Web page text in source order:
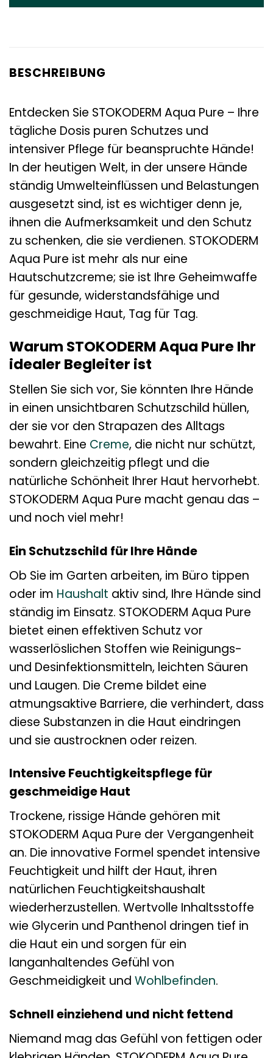
BESCHREIBUNG
Entdecken Sie STOKODERM Aqua Pure – Ihre
tägliche Dosis puren Schutzes und
intensiver Pflege für beanspruchte Hände!
In der heutigen Welt, in der unsere Hände
ständig Umwelteinflüssen und Belastungen
ausgesetzt sind, ist es wichtiger denn je,
ihnen die Aufmerksamkeit und den Schutz
zu schenken, die sie verdienen. STOKODERM
Aqua Pure ist mehr als nur eine
Hautschutzcreme; sie ist Ihre Geheimwaffe
für gesunde, widerstandsfähige und
geschmeidige Haut, Tag für Tag.
Warum STOKODERM Aqua Pure Ihr
idealer Begleiter ist
Stellen Sie sich vor, Sie könnten Ihre Hände
in einen unsichtbaren Schutzschild hüllen,
der sie vor den Strapazen des Alltags
bewahrt. Eine Creme, die nicht nur schützt,
sondern gleichzeitig pflegt und die
natürliche Schönheit Ihrer Haut hervorhebt.
STOKODERM Aqua Pure macht genau das –
und noch viel mehr!
Ein Schutzschild für Ihre Hände
Ob Sie im Garten arbeiten, im Büro tippen
oder im Haushalt aktiv sind, Ihre Hände sind
ständig im Einsatz. STOKODERM Aqua Pure
bietet einen effektiven Schutz vor
wasserlöslichen Stoffen wie Reinigungs-
und Desinfektionsmitteln, leichten Säuren
und Laugen. Die Creme bildet eine
atmungsaktive Barriere, die verhindert, dass
diese Substanzen in die Haut eindringen
und sie austrocknen oder reizen.
Intensive Feuchtigkeitspflege für
geschmeidige Haut
Trockene, rissige Hände gehören mit
STOKODERM Aqua Pure der Vergangenheit
an. Die innovative Formel spendet intensive
Feuchtigkeit und hilft der Haut, ihren
natürlichen Feuchtigkeitshaushalt
wiederherzustellen. Wertvolle Inhaltsstoffe
wie Glycerin und Panthenol dringen tief in
die Haut ein und sorgen für ein
langanhaltendes Gefühl von
Geschmeidigkeit und Wohlbefinden.
Schnell einziehend und nicht fettend
Niemand mag das Gefühl von fettigen oder